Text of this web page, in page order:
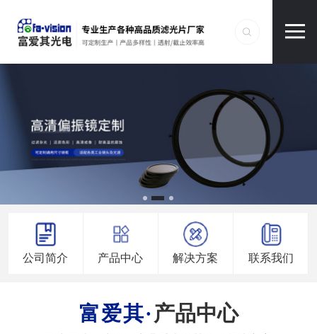
公司简介 产品中心 解决方案 联系我们
产品中心